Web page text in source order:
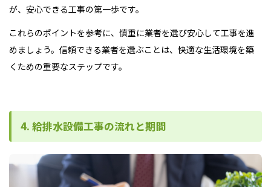
が、安心できる工事の第一歩です。
これらのポイントを参考に、慎重に業者を選び安心して工事を進
めましょう。信頼できる業者を選ぶことは、快適な生活環境を築
くための重要なステップです。
4. 給排水設備工事の流れと期間